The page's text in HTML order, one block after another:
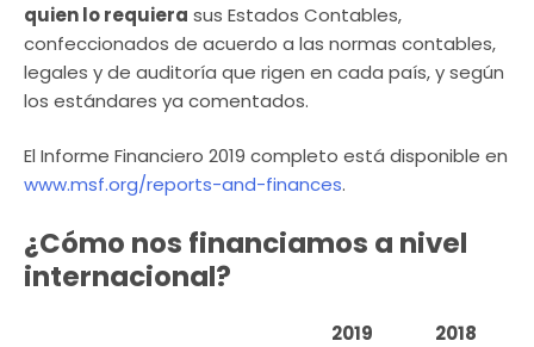
quien lo requiera sus Estados Contables,
confeccionados de acuerdo a las normas contables,
legales y de auditoría que rigen en cada país, y según
los estándares ya comentados.
El Informe Financiero 2019 completo está disponible en
www.msf.org/reports-and-finances.
¿Cómo nos financiamos a nivel
internacional?
2019
2018